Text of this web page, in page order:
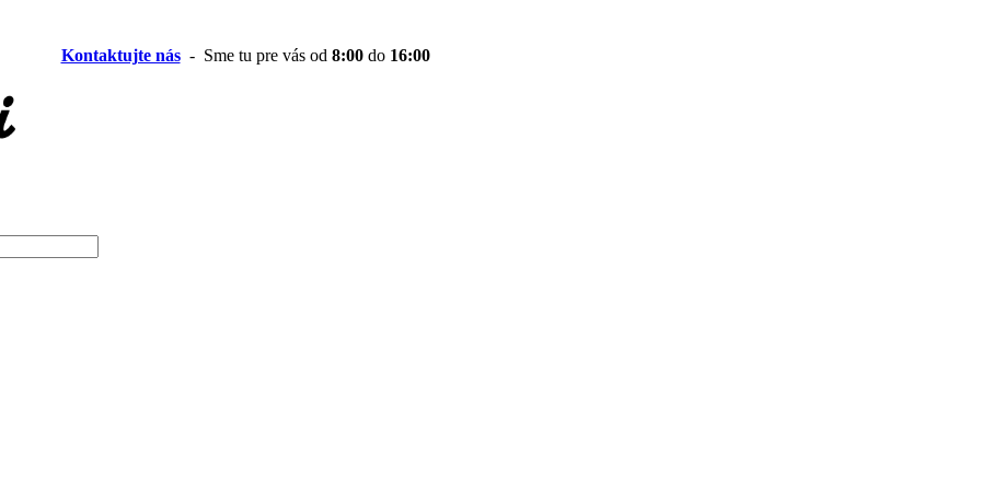
Kontaktujte nás- Sme tu pre vás od 8:00do 16:00